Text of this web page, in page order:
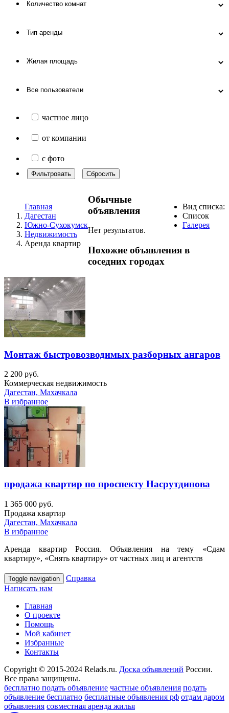
частное лицо
от компании
с фото
Фильтровать Сбросить
Главная
Дагестан
Южно-Сухокумск
Недвижимость
Аренда квартир
Вид списка:
Список
Галерея
Обычные
объявления
Нет результатов.
Похожие объявления в
соседних городах
Монтаж быстровозводимых разборных ангаров
2 200 руб.
Коммерческая недвижимость
Дагестан, Махачкала
В избранное
продажа квартир по проспекту Насрутдинова
1 365 000 руб.
Продажа квартир
Дагестан, Махачкала
В избранное
Аренда квартир Россия. Объявления на тему «Сдам
квартиру», «Снять квартиру» от частных лиц и агентств
Toggle navigation
Справка
Написать нам
Главная
О проекте
Помощь
Мой кабинет
Избранные
Контакты
Copyright © 2015-2024 Relads.ru. Доска объявлений России.
Все права защищены.
бесплатно подать объявление частные объявления подать
объявление бесплатно бесплатные объявления рф отдам даром
объявления совместная аренда жилья